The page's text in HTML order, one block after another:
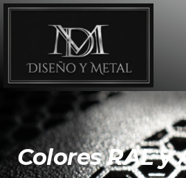
Colores RAL y